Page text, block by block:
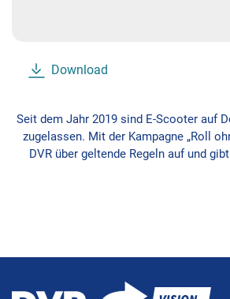
Download
Seit dem Jahr 2019 sind E-Scooter auf
zugelassen. Mit der Kampagne „Roll
DVR über geltende Regeln auf und